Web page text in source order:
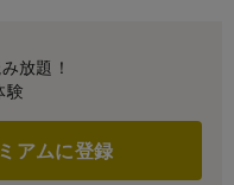
放題！
験
アムに登録